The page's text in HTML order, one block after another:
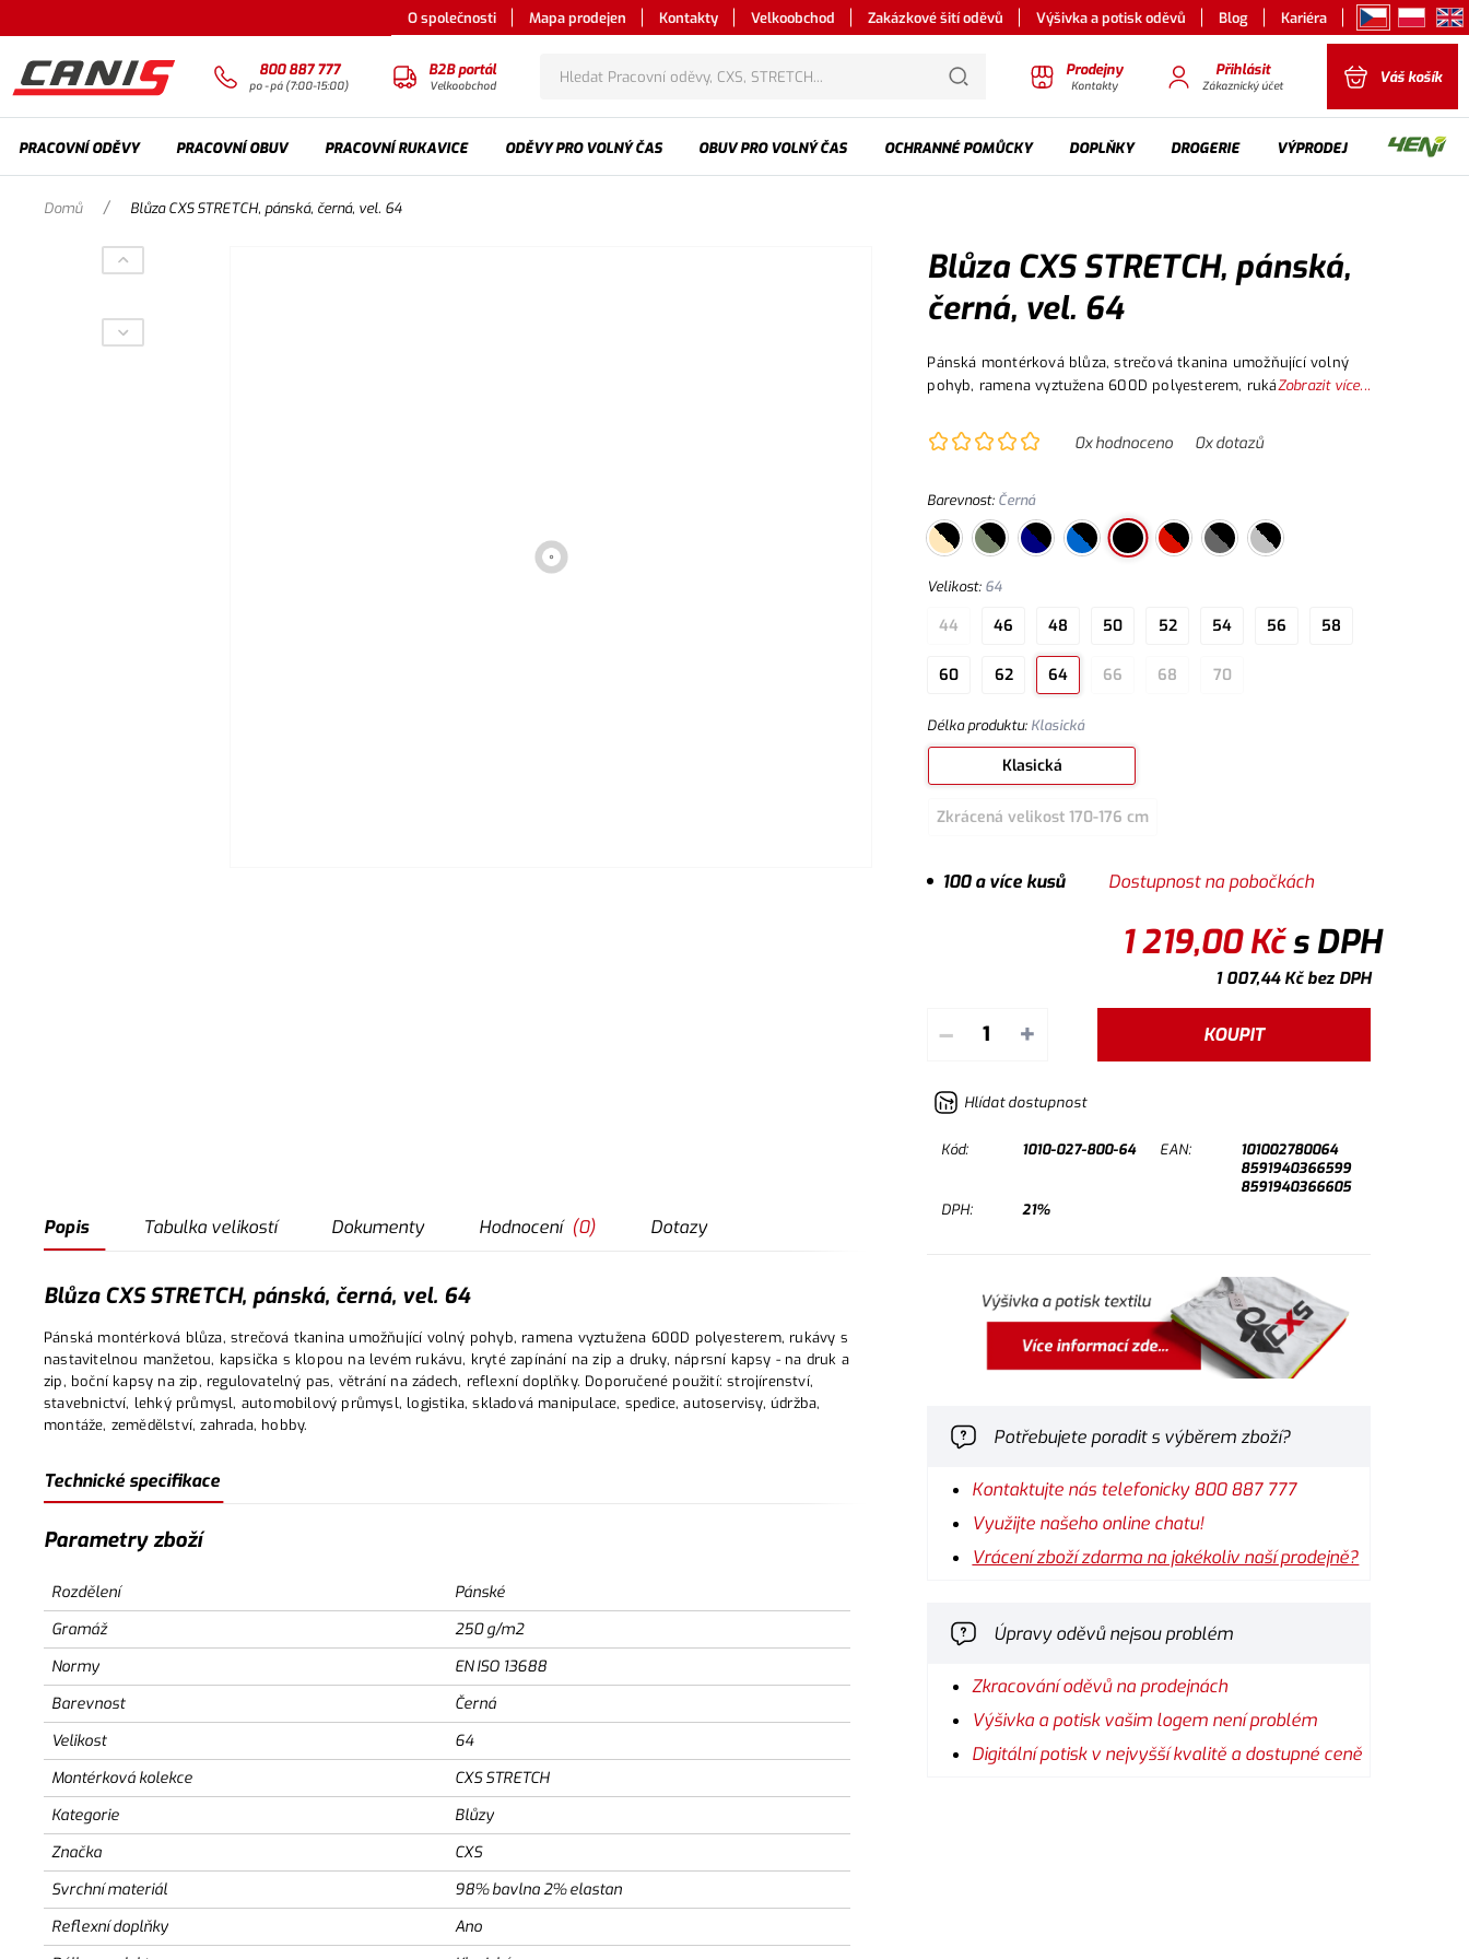
O společnosti Mapa prodejen Kontakty Velkoobchod Zakázkové šití oděvů Výšivka a potisk oděvů Blog Kariéra
800 887 777
po - pá (7:00-15:00)
B2B portál
Velkoobchod
Prodejny
Kontakty
Přihlásit
Zákaznický účet Váš košík
PRACOVNÍ ODĚVY PRACOVNÍ OBUV PRACOVNÍ RUKAVICE ODĚVY PRO VOLNÝ ČAS OBUV PRO VOLNÝ ČAS OCHRANNÉ POMŮCKY DOPLŇKY DROGERIE VÝPRODEJ
Domů / Blůza CXS STRETCH, pánská, černá, vel. 64
Blůza CXS STRETCH, pánská,
černá, vel. 64
Pánská montérková blůza, strečová tkanina umožňující volný
pohyb, ramena vyztužena 600D polyesterem, rukávy s
kryté zapínání na zip a druky, náprsní kapsy - na druk a zip,
boční kapsy na zip,
Zobrazit více...
0x hodnoceno 0x dotazů
Barevnost: Černá
Velikost: 64
44 46 48 50 52 54 56 58
60 62 64 66 68 70
Délka produktu: Klasická
Klasická
Zkrácená velikost 170-176 cm
100 a více kusů Dostupnost na pobočkách
1 219,00Kčs DPH
1 007,44Kčbez DPH
– + KOUPIT
Hlídat dostupnost
Kód: 1010-027-800-64 EAN:
101002780064
8591940366599
8591940366605
DPH:
21%
Popis Tabulka velikostí Dokumenty Hodnocení (0) Dotazy
Blůza CXS STRETCH, pánská, černá, vel. 64
Pánská montérková blůza, strečová tkanina umožňující volný pohyb, ramena vyztužena 600D polyesterem, rukávy s
nastavitelnou manžetou, kapsička s klopou na levém rukávu, kryté zapínání na zip a druky, náprsní kapsy - na druk a
zip, boční kapsy na zip, regulovatelný pas, větrání na zádech, reflexní doplňky. Doporučené použití: strojírenství,
stavebnictví, lehký průmysl, automobilový průmysl, logistika, skladová manipulace, spedice, autoservisy, údržba,
montáže, zemědělství, zahrada, hobby.
Technické specifikace
Parametry zboží
Rozdělení
Pánské
Gramáž
250 g/m2
Normy
EN ISO 13688
Barevnost
Černá
Velikost
64
Montérková kolekce
CXS STRETCH
Kategorie
Blůzy
Značka
CXS
Svrchní materiál
98% bavlna 2% elastan
Reflexní doplňky
Ano
Potřebujete poradit s výběrem zboží?
Kontaktujte nás telefonicky 800 887 777
Využijte našeho online chatu!
Vrácení zboží zdarma na jakékoliv naší prodejně?
Úpravy oděvů nejsou problém
Zkracování oděvů na prodejnách
Výšivka a potisk vašim logem není problém
Digitální potisk v nejvyšší kvalitě a dostupné ceně